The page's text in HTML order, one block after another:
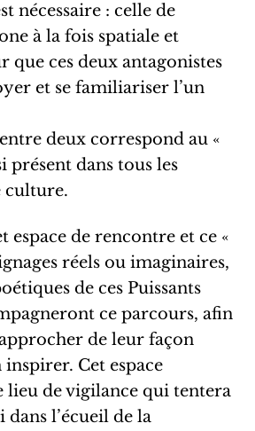
nécessaire : celle de
à la fois spatiale et
que ces deux antagonistes
et se familiariser l’un
deux correspond au «
présent dans tous les
culture.
de rencontre et ce «
réels ou imaginaires,
de ces Puissants
ce parcours, afin
de leur façon
inspirer. Cet espace
lieu de vigilance qui tentera
l’écueil de la